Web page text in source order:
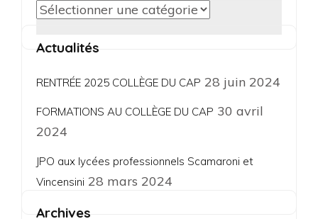
Catégories
Actualités
RENTRÉE 2025 COLLÈGE DU CAP 28 juin 2024
FORMATIONS AU COLLÈGE DU CAP 30 avril
2024
JPO aux lycées professionnels Scamaroni et
Vincensini 28 mars 2024
Archives